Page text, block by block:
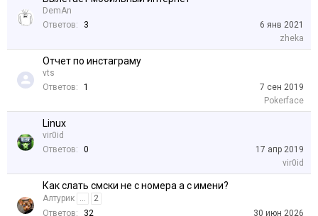
DemAn
Ответов:
3
6 янв 2021
zheka
Отчет по инстаграму
vts
Ответов:
1
7 сен 2019
Pokerface
Linux
vir0id
Ответов:
0
17 апр 2019
vir0id
Как слать смски не с номера а с имени?
Алтурик ...
2
Ответов:
32
30 июн 2026